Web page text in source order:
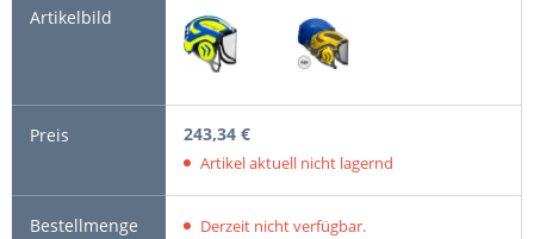
243,34 €
Artikel aktuell nicht lagernd
Derzeit nicht verfügbar.